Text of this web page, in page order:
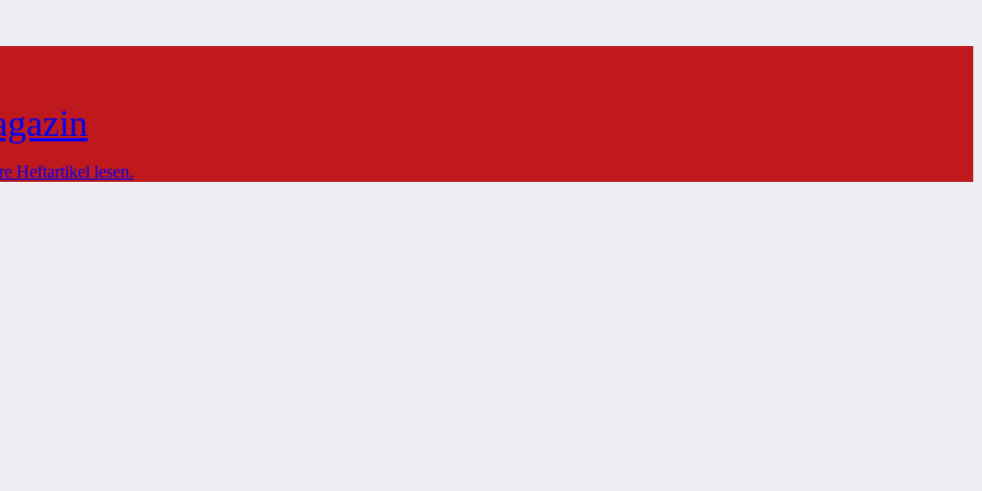
Heftartikel lesen.